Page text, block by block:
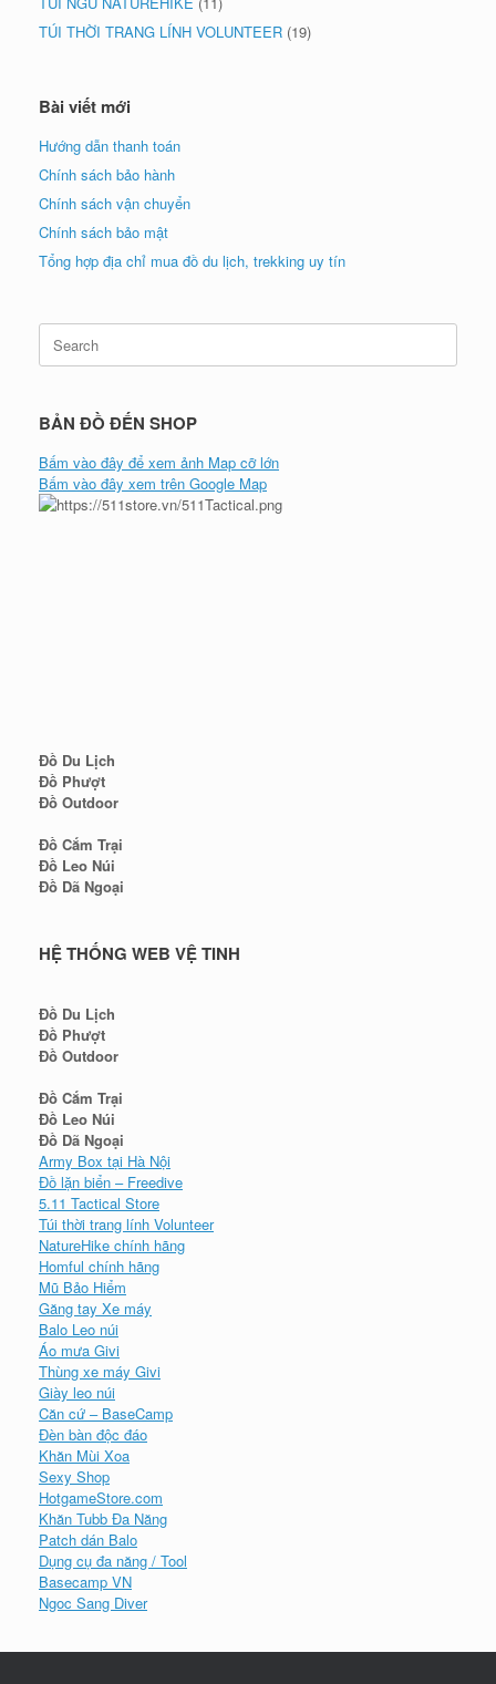
TÚI THỜI TRANG LÍNH VOLUNTEER (19)
Bài viết mới
Hướng dẫn thanh toán
Chính sách bảo hành
Chính sách vận chuyển
Chính sách bảo mật
Tổng hợp địa chỉ mua đồ du lịch, trekking uy tín
for:
BẢN ĐỒ ĐẾN SHOP
Bấm vào đây để xem ảnh Map cỡ lớn
Bấm vào đây xem trên Google Map
Đồ Du Lịch
Đồ Phượt
Đồ Outdoor
Đồ Cắm Trại
Đồ Leo Núi
Đồ Dã Ngoại
HỆ THỐNG WEB VỆ TINH
Đồ Du Lịch
Đồ Phượt
Đồ Outdoor
Đồ Cắm Trại
Đồ Leo Núi
Đồ Dã Ngoại
Army Box tại Hà Nội
Đồ lặn biển – Freedive
5.11 Tactical Store
Túi thời trang lính Volunteer
NatureHike chính hãng
Homful chính hãng
Mũ Bảo Hiểm
Găng tay Xe máy
Balo Leo núi
Áo mưa Givi
Thùng xe máy Givi
Giày leo núi
Căn cứ – BaseCamp
Đèn bàn độc đáo
Khăn Mùi Xoa
Sexy Shop
HotgameStore.com
Khăn Tubb Đa Năng
Patch dán Balo
Dụng cụ đa năng / Tool
Basecamp VN
Ngoc Sang Diver